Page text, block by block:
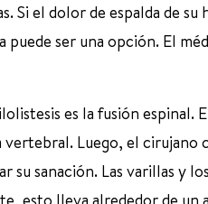
Si el dolor de espalda de
puede ser una opción. El
es la fusión
Luego, el
su sanación. Las varillas y